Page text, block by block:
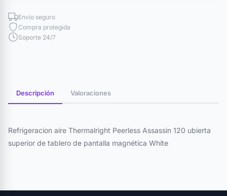
Envío seguro
Compra protegida
Soporte 24/7
Descripción Valoraciones
Refrigeracion aire Thermalright Peerless Assassin 120 ubierta
superior de tablero de pantalla magnética White